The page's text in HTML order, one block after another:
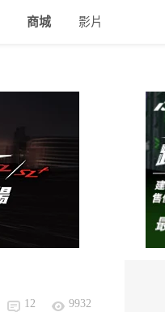
商城 影片
12 9932